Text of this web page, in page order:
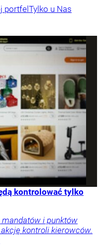
portfelTylko u Nas
kontrolować tylko
mandatów i punktów
kontroli kierowców.